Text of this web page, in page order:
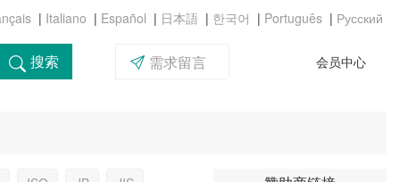
| | | | | |
会员中心
搜索 需求留言